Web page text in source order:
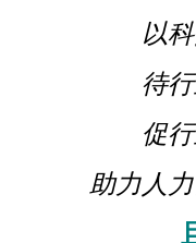
以科
待行
促行
助力人力